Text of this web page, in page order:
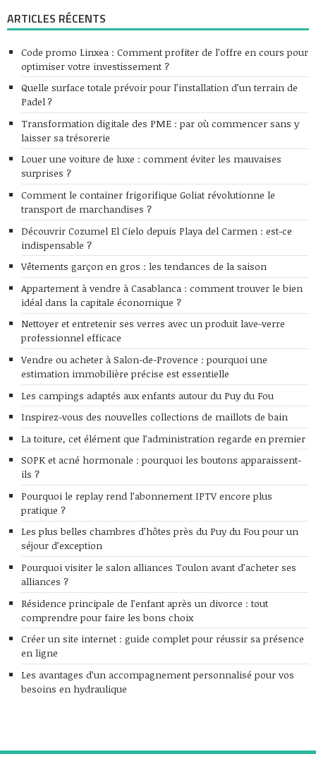
ARTICLES RÉCENTS
Code promo Linxea : Comment profiter de l’offre en cours pour
optimiser votre investissement ?
Quelle surface totale prévoir pour l’installation d’un terrain de
Padel ?
Transformation digitale des PME : par où commencer sans y
laisser sa trésorerie
Louer une voiture de luxe : comment éviter les mauvaises
surprises ?
Comment le container frigorifique Goliat révolutionne le
transport de marchandises ?
Découvrir Cozumel El Cielo depuis Playa del Carmen : est-ce
indispensable ?
Vêtements garçon en gros : les tendances de la saison
Appartement à vendre à Casablanca : comment trouver le bien
idéal dans la capitale économique ?
Nettoyer et entretenir ses verres avec un produit lave-verre
professionnel efficace
Vendre ou acheter à Salon-de-Provence : pourquoi une
estimation immobilière précise est essentielle
Les campings adaptés aux enfants autour du Puy du Fou
Inspirez-vous des nouvelles collections de maillots de bain
La toiture, cet élément que l’administration regarde en premier
SOPK et acné hormonale : pourquoi les boutons apparaissent-
ils ?
Pourquoi le replay rend l’abonnement IPTV encore plus
pratique ?
Les plus belles chambres d’hôtes près du Puy du Fou pour un
séjour d’exception
Pourquoi visiter le salon alliances Toulon avant d’acheter ses
alliances ?
Résidence principale de l’enfant après un divorce : tout
comprendre pour faire les bons choix
Créer un site internet : guide complet pour réussir sa présence
en ligne
Les avantages d’un accompagnement personnalisé pour vos
besoins en hydraulique